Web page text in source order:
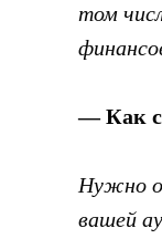
том
— Как
Нужно
вашей